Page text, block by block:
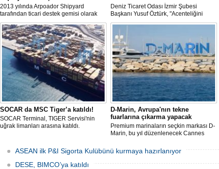
2013 yılında Arpoador Shipyard
tarafından ticari destek gemisi olarak
inşa edilen Enejota explorer süperyata
dönüştürülerek sahibine teslim edildi.
Deniz Ticaret Odası İzmir Şubesi
Başkanı Yusuf Öztürk, "Acenteliğini
yaptığımız gemi sayesinde süreci
baştan sona takip etme fırsatı buldum.
İlk günden itibaren hizmet anlayışındaki
değişimi hissettik. Operasyonlar çok
hızlı şekilde tamamlandı" dedi
SOCAR da MSC Tiger’a katıldı!
SOCAR Terminal, TIGER Servisi'nin
uğrak limanları arasına katıldı.
D-Marin, Avrupa'nın tekne
fuarlarına çıkarma yapacak
Premium marinaların seçkin markası D-
Marin, bu yıl düzenlenecek Cannes
Uluslararası Tekne Fuarı'nda
ziyaretçileriyle yeniden buluşmaya
hazırlanıyor.
ASEAN ilk P&I Sigorta Kulübünü kurmaya hazırlanıyor
DESE, BIMCO’ya katıldı